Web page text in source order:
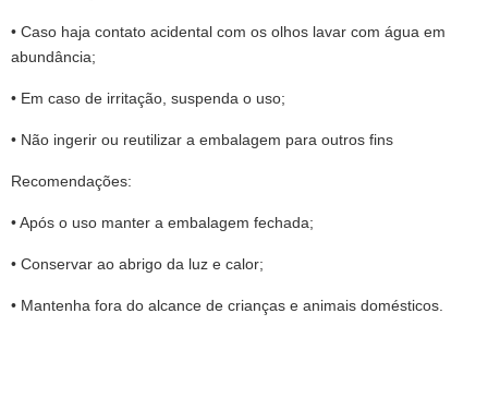
• Caso haja contato acidental com os olhos lavar com água em
abundância;
• Em caso de irritação, suspenda o uso;
• Não ingerir ou reutilizar a embalagem para outros fins
Recomendações:
• Após o uso manter a embalagem fechada;
• Conservar ao abrigo da luz e calor;
• Mantenha fora do alcance de crianças e animais domésticos.